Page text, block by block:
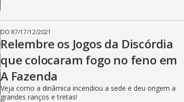
DO R7/17/12/2021
Relembre os Jogos da Discórdia
que colocaram fogo no feno em
A Fazenda
Veja como a dinâmica incendiou a sede e deu origem a
grandes ranços e tretas!